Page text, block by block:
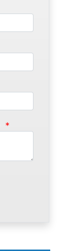
*